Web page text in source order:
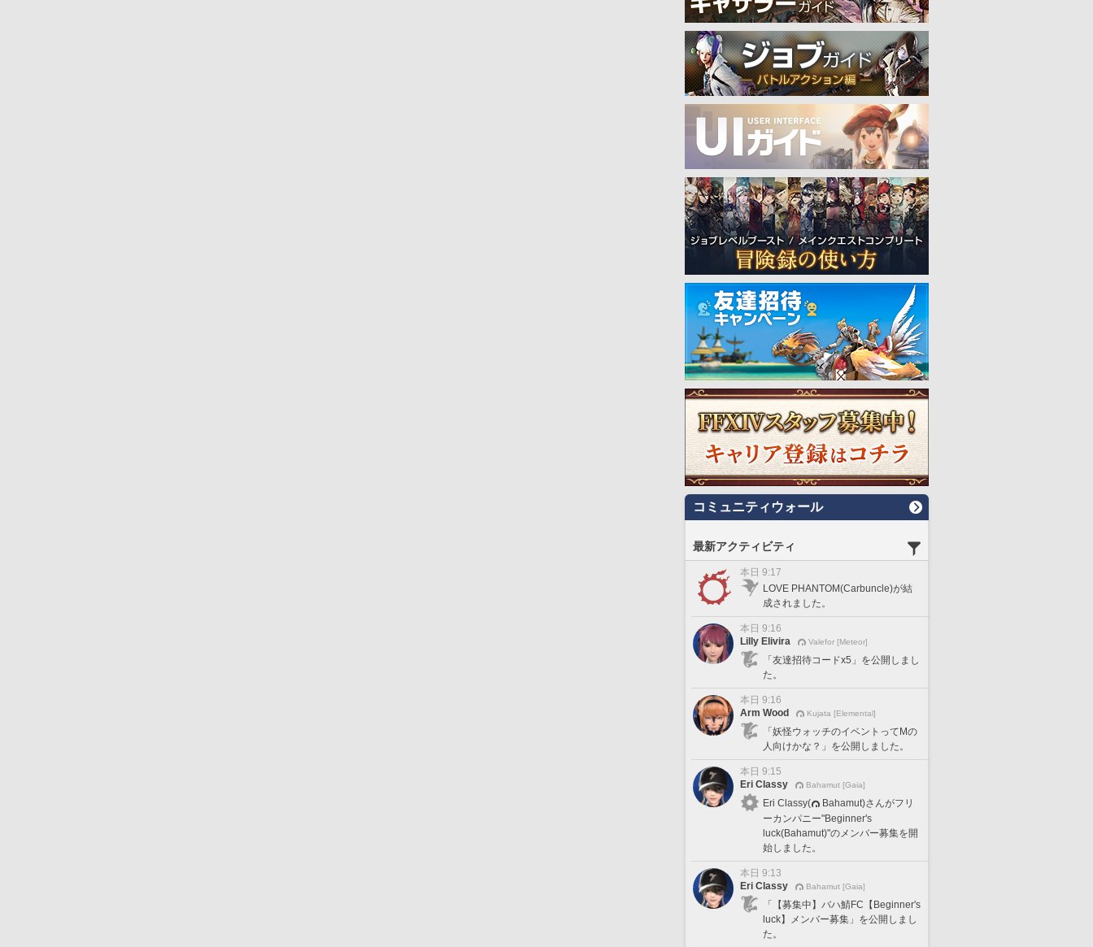
コミュニティウォール
最新アクティビティ
本日 9:17
LOVE PHANTOM(Carbuncle)が結
成されました。
本日 9:16
Lilly Elivira
Valefor [Meteor]
「友達招待コードx5」を公開しまし
た。
本日 9:16
Arm Wood
Kujata [Elemental]
「妖怪ウォッチのイベントってMの
人向けかな？」を公開しました。
本日 9:15
Eri Classy
Bahamut [Gaia]
Eri Classy(
Bahamut)さんがフリ
ーカンパニー"Beginner's
luck(Bahamut)"のメンバー募集を開
始しました。
本日 9:13
Eri Classy
Bahamut [Gaia]
「【募集中】バハ鯖FC【Beginner's
luck】メンバー募集」を公開しまし
た。